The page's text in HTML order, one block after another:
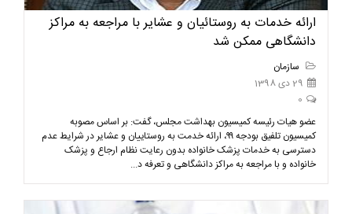
ارائه خدمات به روستائیان و عشایر با مراجعه به مراکز
دانشگاهی ممکن شد
سازمان
29 دی 1398
0
عضو هیات رئیسه کمیسیون بهداشت مجلس، گفت: بر اساس مصوبه
کمیسیون تلفیق بودجه ۹۹، ارائه‌ خدمت به روستاییان و عشایر در شرایط عدم
دسترسی به خدمات پزشک خانواده بدون رعایت نظام ارجاع و پزشک
خانواده و با مراجعه به مراکز دانشگاهی و تعرفه د...